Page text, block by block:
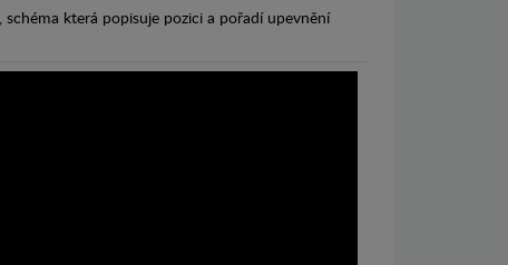
která popisuje pozici a pořadí upevnění